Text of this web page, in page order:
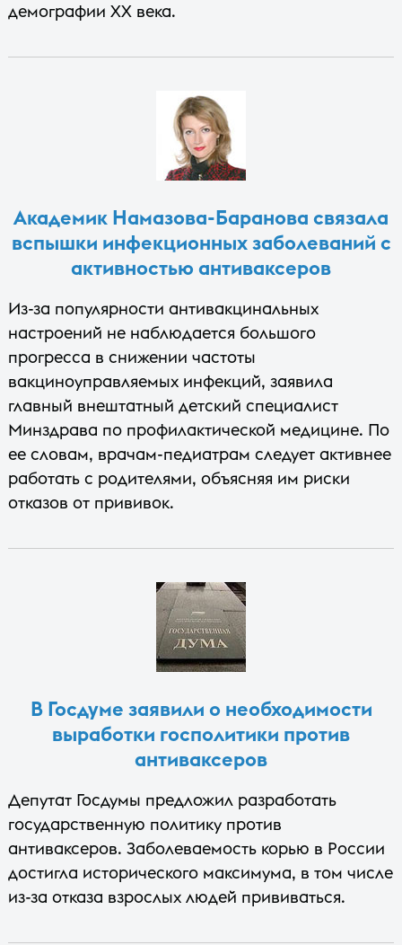
демографии XX века.
Академик Намазова-Баранова связала
вспышки инфекционных заболеваний с
активностью антиваксеров
Из-за популярности антивакцинальных
настроений не наблюдается большого
прогресса в снижении частоты
вакциноуправляемых инфекций, заявила
главный внештатный детский специалист
Минздрава по профилактической медицине. По
ее словам, врачам-педиатрам следует активнее
работать с родителями, объясняя им риски
отказов от прививок.
В Госдуме заявили о необходимости
выработки госполитики против
антиваксеров
Депутат Госдумы предложил разработать
государственную политику против
антиваксеров. Заболеваемость корью в России
достигла исторического максимума, в том числе
из-за отказа взрослых людей прививаться.